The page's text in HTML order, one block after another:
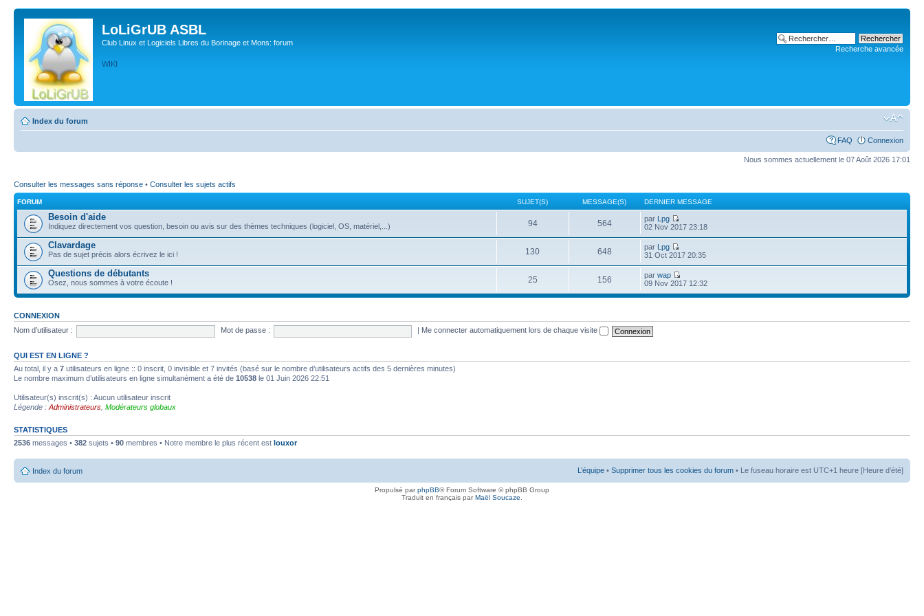
LoLiGrUB ASBL
Club Linux et Logiciels Libres du Borinage et Mons: forum
WIKI
Recherche avancée
Index du forum
FAQ Connexion
Nous sommes actuellement le 07 Août 2026 17:01
Consulter les messages sans réponse • Consulter les sujets actifs
FORUM SUJET(S) MESSAGE(S) DERNIER MESSAGE
Besoin d'aide
Indiquez directement vos question, besoin ou avis sur des thèmes techniques (logiciel, OS, matériel,...) 94 564 par Lpg
02 Nov 2017 23:18
Clavardage
Pas de sujet précis alors écrivez le ici ! 130 648 par Lpg
31 Oct 2017 20:35
Questions de débutants
Osez, nous sommes à votre écoute ! 25 156 parwap
09 Nov 2017 12:32
CONNEXION
Nom d’utilisateur :
Mot de passe : Me connecter automatiquement lors de chaque visite
QUI EST EN LIGNE ?
Au total, il y a 7 utilisateurs en ligne :: 0 inscrit, 0 invisible et 7 invités (basé sur le nombre d’utilisateurs actifs des 5 dernières minutes)
Le nombre maximum d’utilisateurs en ligne simultanément a été de 10538 le 01 Juin 2026 22:51
Utilisateur(s) inscrit(s) : Aucun utilisateur inscrit
Légende : Administrateurs Modérateurs globaux
STATISTIQUES
2536 messages • 382 sujets • 90 membres • Notre membre le plus récent est louxor
Index du forum L’équipe • Supprimer tous les cookies du forum • Le fuseau horaire est UTC+1 heure [Heure d’été]
Propulsé parphpBB® Forum Software © phpBB Group
Traduit en français parMaël Soucaze